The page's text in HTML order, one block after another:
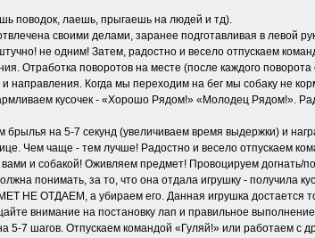
поводок, лаешь, прыгаешь на людей и тд).
своими делами, заранее подготавливая в левой
не одним! Затем, радостно и весело отпускаем
Отработка поворотов на месте (после каждого
Когда мы переходим на бег мы собаку не
кусочек - «Хорошо Рядом!» «Молодец Рядом!».
на 5-7 секунд (увеличиваем время выдержки) и
Чем чаще - тем лучше! Радостно и весело отпускаем
и собакой! Оживляем предмет! Провоцируем догнать/
понимать, за то, что она отдала игрушку - получила
НЕ ОТДАЕМ, а убираем его. Данная игрушка достается
внимание на постановку лап и правильное выполнение
7 шагов. Отпускаем командой «Гуляй!» или работаем с